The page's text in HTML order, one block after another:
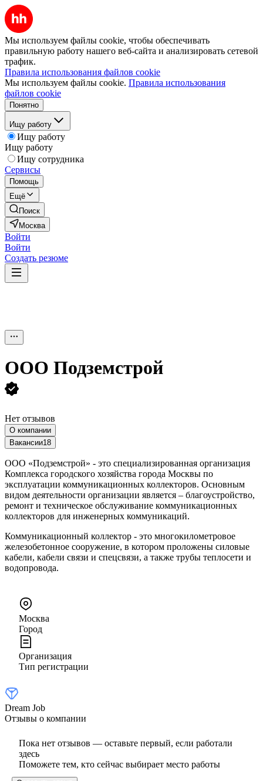
Мы используем файлы cookie, чтобы обеспечивать
правильную работу нашего веб-сайта и анализировать сетевой
трафик.
Правила использования файлов cookie
Мы используем файлы cookie. Правила использования
файлов cookie
Понятно
Ищу работу
Ищу работу
Ищу работу
Ищу сотрудника
Сервисы
Помощь
Ещё
Поиск
Москва
Войти
Войти
Создать резюме
ООО Подземстрой
Нет отзывов
О компании
Вакансии18
ООО «Подземстрой» - это специализированная организация
Комплекса городского хозяйства города Москвы по
эксплуатации коммуникационных коллекторов. Основным
видом деятельности организации является – благоустройство,
ремонт и техническое обслуживание коммуникационных
коллекторов для инженерных коммуникаций.
Коммуникационный коллектор - это многокилометровое
железобетонное сооружение, в котором проложены силовые
кабели, кабели связи и спецсвязи, а также трубы теплосети и
водопровода.
Москва
Город
Организация
Тип регистрации
Dream Job
Отзывы о компании
Пока нет отзывов — оставьте первый, если работали
здесь
Поможете тем, кто сейчас выбирает место работы